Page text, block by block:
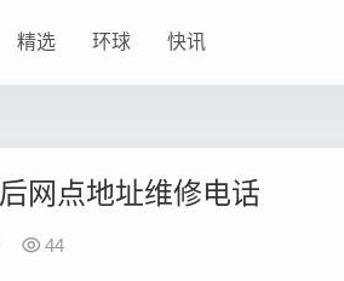
精选 环球 快讯
网点地址维修电话
44